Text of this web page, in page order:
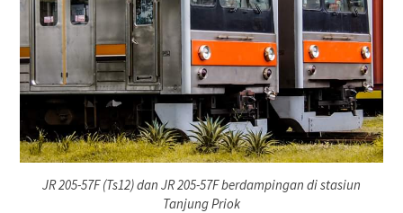
JR 205-57F (Ts12) dan JR 205-57F berdampingan di stasiun
Tanjung Priok